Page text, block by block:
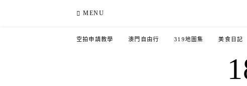
MENU
空拍申請教學 澳門自由行 319地圖集 美食日記